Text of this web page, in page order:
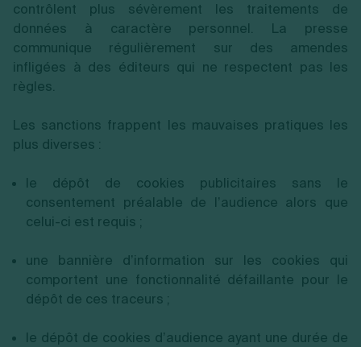
contrôlent plus sévèrement les traitements de
données à caractère personnel. La presse
communique régulièrement sur des amendes
infligées à des éditeurs qui ne respectent pas les
règles.
Les sanctions frappent les mauvaises pratiques les
plus diverses :
le dépôt de cookies publicitaires sans le
consentement préalable de l’audience alors que
celui-ci est requis ;
une bannière d’information sur les cookies qui
comportent une fonctionnalité défaillante pour le
dépôt de ces traceurs ;
le dépôt de cookies d’audience ayant une durée de